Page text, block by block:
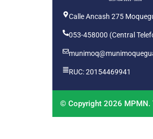
Calle Ancash 275
053-458000 (Central
RUC: 20154469941
© Copyright 2026 MPMN.